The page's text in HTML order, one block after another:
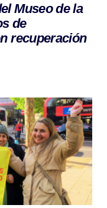
Museo de la
de
recuperación